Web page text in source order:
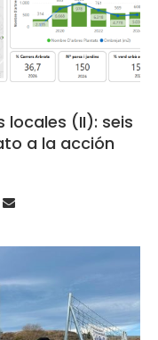
(II): seis
a la acción